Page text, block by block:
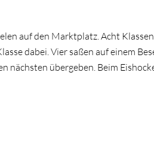
auf den Marktplatz. Acht
dabei. Vier saßen auf einem
nächsten übergeben. Beim